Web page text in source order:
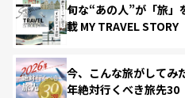
旬な“あの人”が「旅」
載 MY TRAVEL STORY
今、こんな旅がしてみ
年絶対行くべき旅先30